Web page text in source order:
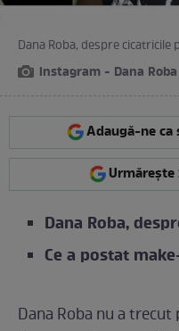
Dana Roba, despre cicatricile
instagram - Dana Roba
Adaugă-ne ca
Urmărește
Dana Roba,
Ce a postat
Dana Roba nu a